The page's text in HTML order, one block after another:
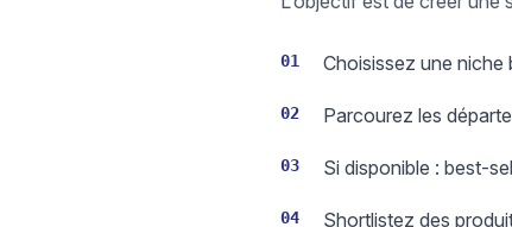
01 Choisissez une
02 Parcourez les
03 Si disponible : best-
04 Shortlistez des